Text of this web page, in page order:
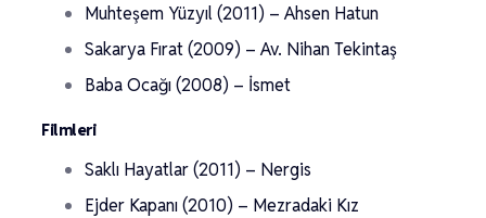
Muhteşem Yüzyıl (2011) – Ahsen Hatun
Sakarya Fırat (2009) – Av. Nihan Tekintaş
Baba Ocağı (2008) – İsmet
Filmleri
Saklı Hayatlar (2011) – Nergis
Ejder Kapanı (2010) – Mezradaki Kız